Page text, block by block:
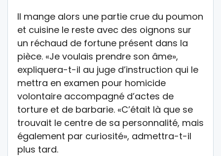
Il mange alors une partie crue du poumon
et cuisine le reste avec des oignons sur
un réchaud de fortune présent dans la
pièce. «Je voulais prendre son âme»,
expliquera-t-il au juge d’instruction qui le
mettra en examen pour homicide
volontaire accompagné d’actes de
torture et de barbarie. «C’était là que se
trouvait le centre de sa personnalité, mais
également par curiosité», admettra-t-il
plus tard.